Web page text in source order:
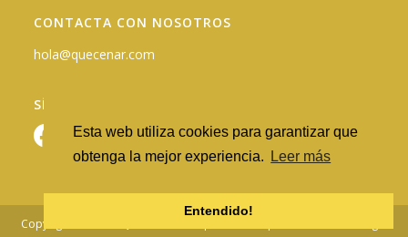
Esta web utiliza cookies para garantizar que
obtenga la mejor experiencia.
Leer más
Entendido!
CONTACTA CON NOSOTROS
hola@quecenar.com
SÍGUENOS EN REDES
Copyright © 2026 - QuéCenar.com |